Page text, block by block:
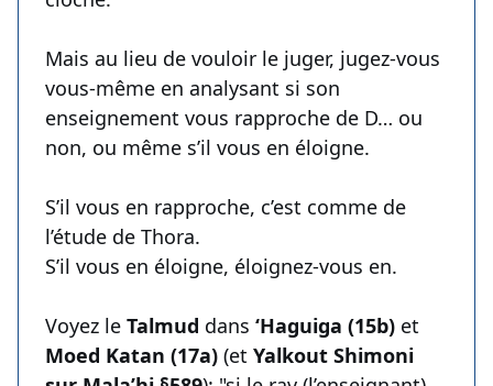
Mais au lieu de vouloir le juger, jugez-vous
vous-même en analysant si son
enseignement vous rapproche de D… ou
non, ou même s’il vous en éloigne.
S’il vous en rapproche, c’est comme de
l’étude de Thora.
S’il vous en éloigne, éloignez-vous en.
Voyez le Talmud dans ‘Haguiga (15b) et
Moed Katan (17a) (et Yalkout Shimoni